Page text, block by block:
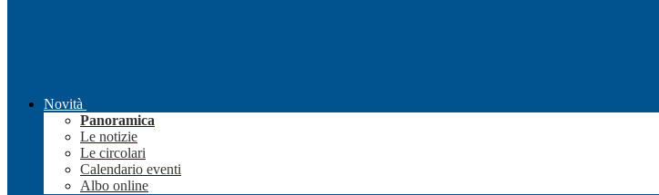
Novità
Panoramica
Le notizie
Le circolari
Calendario eventi
Albo online